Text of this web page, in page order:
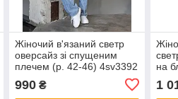
Жіночий в'язаний светр
оверсайз зі спущеним
плечем (р. 42-46) 4sv3392
990₴
на
1